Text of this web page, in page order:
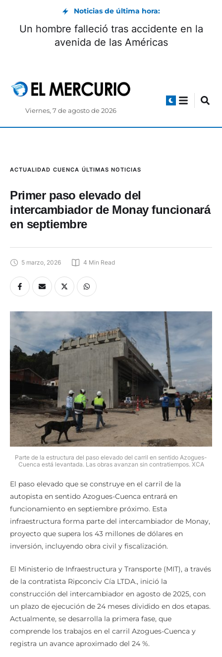
Noticias de última hora:
para la
Un hombre falleció tras
avenida de las
Viernes, 7 de agosto de 2026
ACTUALIDAD CUENCA ÚLTIMAS NOTICIAS
Primer paso elevado del
intercambiador de Monay funcionará
en septiembre
5 marzo, 2026 4 Min Read
Parte de la estructura del paso elevado del carril en sentido Azogues-
Cuenca está levantada. Las obras avanzan sin contratiempos. XCA
El paso elevado que se construye en el carril de la
autopista en sentido Azogues-Cuenca entrará en
funcionamiento en septiembre próximo. Esta
infraestructura forma parte del intercambiador de Monay,
proyecto que supera los 43 millones de dólares en
inversión, incluyendo obra civil y fiscalización.
El Ministerio de Infraestructura y Transporte (MIT), a través
de la contratista Ripconciv Cía LTDA., inició la
construcción del intercambiador en agosto de 2025, con
un plazo de ejecución de 24 meses dividido en dos etapas.
Actualmente, se desarrolla la primera fase, que
comprende los trabajos en el carril Azogues-Cuenca y
registra un avance aproximado del 24 %.